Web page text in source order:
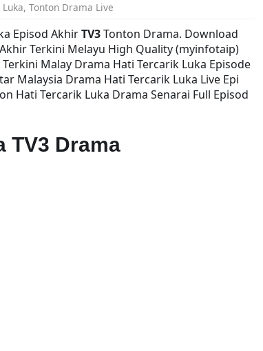
, Tonton Drama Live
Episod AkhirTV3Tonton Drama. Download
Terkini Melayu High Quality (myinfotaip)
Malay Drama Hati Tercarik Luka Episode
Malaysia Drama Hati Tercarik Luka Live Epi
Hati Tercarik Luka Drama Senarai Full Episod
TV3 Drama